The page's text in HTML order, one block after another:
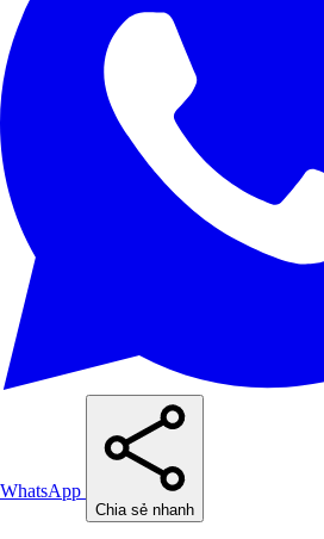
WhatsApp
Chia sẻ nhanh